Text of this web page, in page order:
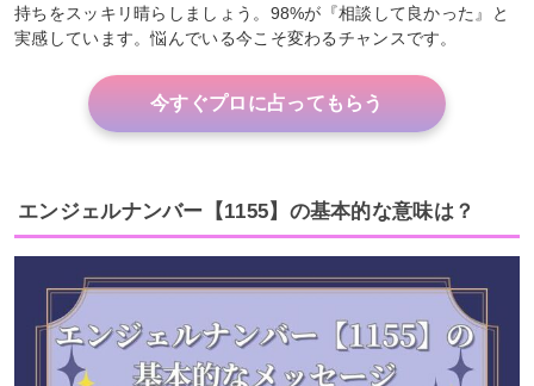
持ちをスッキリ晴らしましょう。98%が『相談して良かった』と
実感しています。悩んでいる今こそ変わるチャンスです。
今すぐプロに占ってもらう
エンジェルナンバー【1155】の基本的な意味は？